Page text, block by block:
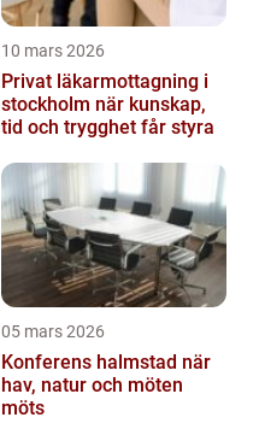
10 mars 2026
Privat läkarmottagning i
stockholm när kunskap,
tid och trygghet får styra
05 mars 2026
Konferens halmstad när
hav, natur och möten
möts